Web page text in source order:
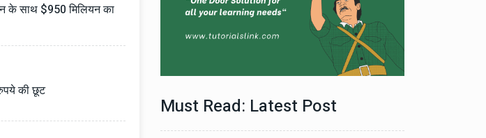
के साथ $950 मिलियन का
की छूट
Must Read: Latest Post